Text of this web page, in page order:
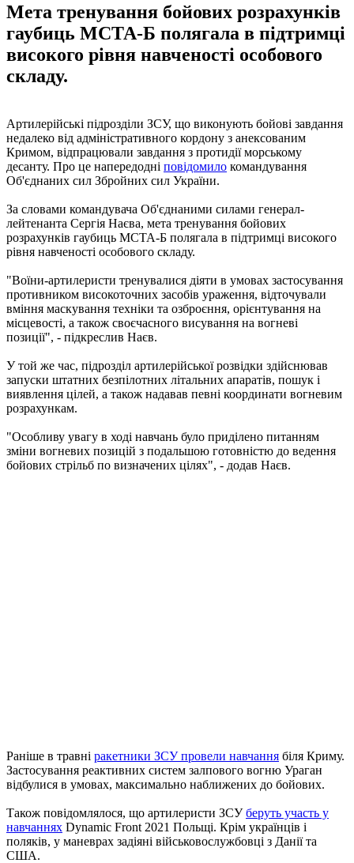
Мета тренування бойових розрахунків
гаубиць МСТА-Б полягала в підтримці
високого рівня навченості особового
складу.
Артилерійські підрозділи ЗСУ, що виконують бойові завдання
недалеко від адміністративного кордону з анексованим
Кримом, відпрацювали завдання з протидії морському
десанту. Про це напередодні повідомило командування
Об'єднаних сил Збройних сил України.
За словами командувача Об'єднаними силами генерал-
лейтенанта Сергія Наєва, мета тренування бойових
розрахунків гаубиць МСТА-Б полягала в підтримці високого
рівня навченості особового складу.
"Воїни-артилеристи тренувалися діяти в умовах застосування
противником високоточних засобів ураження, відточували
вміння маскування техніки та озброєння, орієнтування на
місцевості, а також своєчасного висування на вогневі
позиції", - підкреслив Наєв.
У той же час, підрозділ артилерійської розвідки здійснював
запуски штатних безпілотних літальних апаратів, пошук і
виявлення цілей, а також надавав певні координати вогневим
розрахункам.
"Особливу увагу в ході навчань було приділено питанням
зміни вогневих позицій з подальшою готовністю до ведення
бойових стрільб по визначених цілях", - додав Наєв.
Раніше в травні ракетники ЗСУ провели навчання біля Криму.
Застосування реактивних систем залпового вогню Ураган
відбулися в умовах, максимально наближених до бойових.
Також повідомлялося, що артилеристи ЗСУберуть участь у
навчаннях Dynamic Front 2021 Польщі. Крім українців і
поляків, у маневрах задіяні військовослужбовці з Данії та
США.